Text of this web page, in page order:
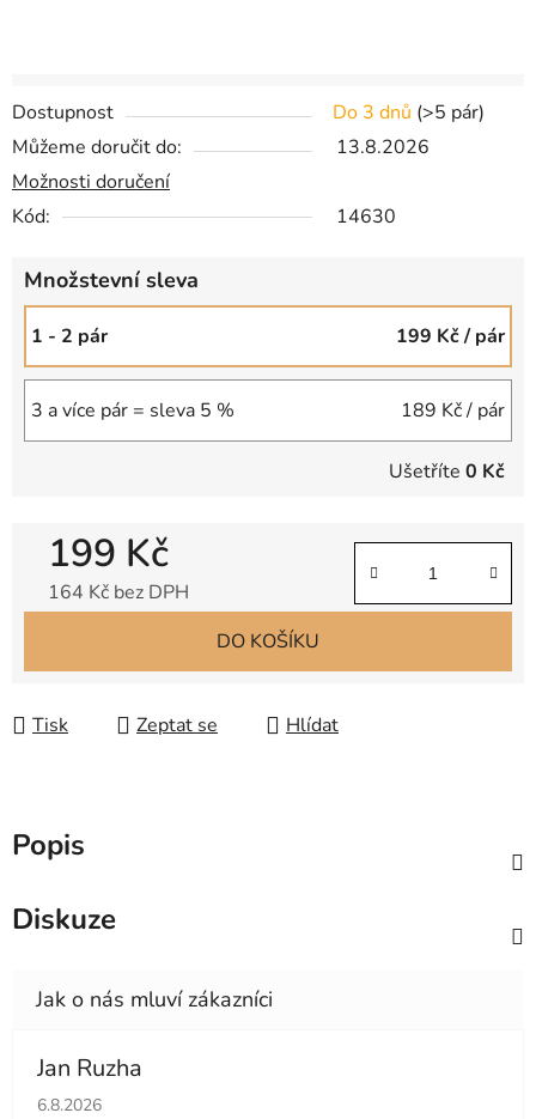
Dostupnost Do 3 dnů (>5 pár)
Můžeme doručit do:
13.8.2026
Možnosti doručení
Kód:
14630
Množstevní sleva
1 - 2 pár 199 Kč/ pár
3 a více pár = sleva 5 % 189 Kč/ pár
Ušetříte 0 Kč
199 Kč
164 Kč bez DPH
DO KOŠÍKU
Tisk Zeptat se Hlídat
Popis
Diskuze
Jan Ruzha
Hodnocení obchodu je 5 z 5 hvězdiček.
6.8.2026